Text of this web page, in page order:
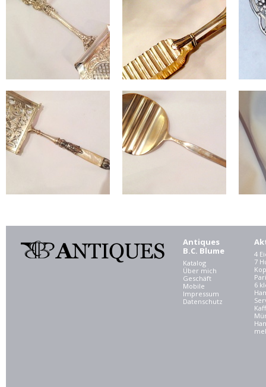
Antiques
B.C. Blume
Katalog
Über mich
Geschäft
Mobile
Impressum
Datenschutz
4
7
6